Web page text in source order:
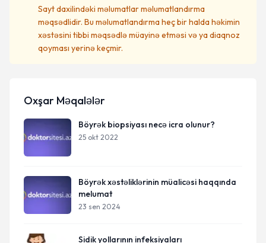
Sayt daxilindəki məlumatlar məlumatlandırma
məqsədlidir. Bu məlumatlandırma heç bir halda həkimin
xəstəsini tibbi məqsədlə müayinə etməsi və ya diaqnoz
qoyması yerinə keçmir.
Oxşar Məqalələr
Böyrək biopsiyası necə icra olunur?
25 okt 2022
Böyrək xəstəliklərinin müalicəsi haqqında
melumat
23 sen 2024
Sidik yollarının infeksiyaları